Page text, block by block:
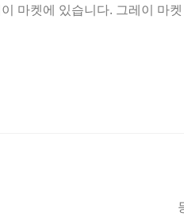
마켓에 있습니다. 그레이 마